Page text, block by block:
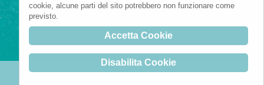
cookie, alcune parti del sito potrebbero non funzionare come
previsto.
Accetta Cookie
Disabilita Cookie